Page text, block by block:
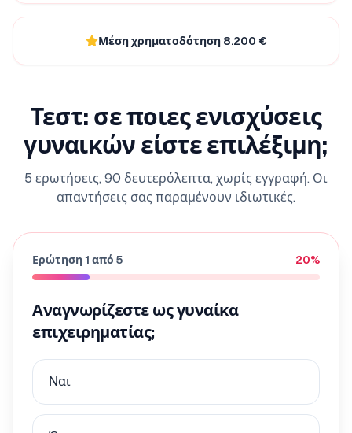
Μέση χρηματοδότηση 8.200 €
Τεστ: σε ποιες ενισχύσεις
γυναικών είστε επιλέξιμη;
5 ερωτήσεις, 90 δευτερόλεπτα, χωρίς εγγραφή. Οι
απαντήσεις σας παραμένουν ιδιωτικές.
Ερώτηση 1 από 5 20%
Αναγνωρίζεστε ως γυναίκα
επιχειρηματίας;
Ναι